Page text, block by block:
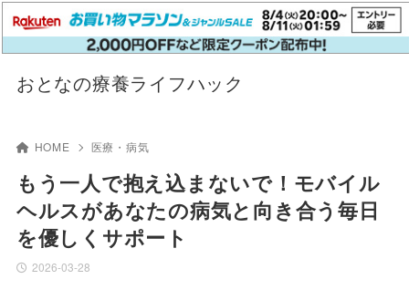
おとなの療養ライフハック
HOME 医療・病気
もう一人で抱え込まないで！モバイル
ヘルスがあなたの病気と向き合う毎日
を優しくサポート
2026-03-28